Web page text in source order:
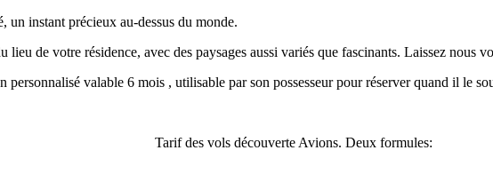
instant précieux au-dessus du monde.
lieu de votre résidence, avec des paysages aussi variés que fascinants. Laissez nous
valable 6 mois , utilisable par son possesseur pour réserver quand il le
Tarif des vols découverte Avions. Deux formules: